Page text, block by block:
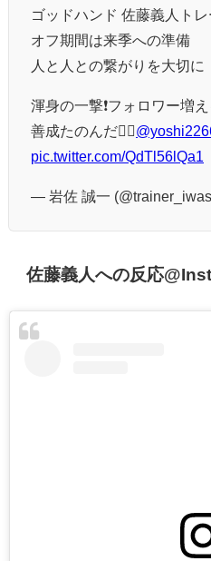
ゴッドハンド 佐藤義人ト
オフ期間は来季への準備
人と人との繋がりを大切に
渾身の一撃❗️フォロワー増
善成たのんだ🙆‍♂️
pic.twitter.com/QdTl56lQa1
— 岩佐 誠一
佐藤義人への反応